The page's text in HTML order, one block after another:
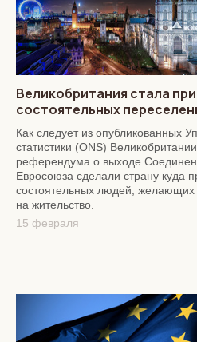
Великобритания стала
состоятельных
Как следует из опубликованных
статистики (ONS)
референдума о выходе
Евросоюза сделали страну куда
состоятельных людей, желающих
на жительство.
15 февраля